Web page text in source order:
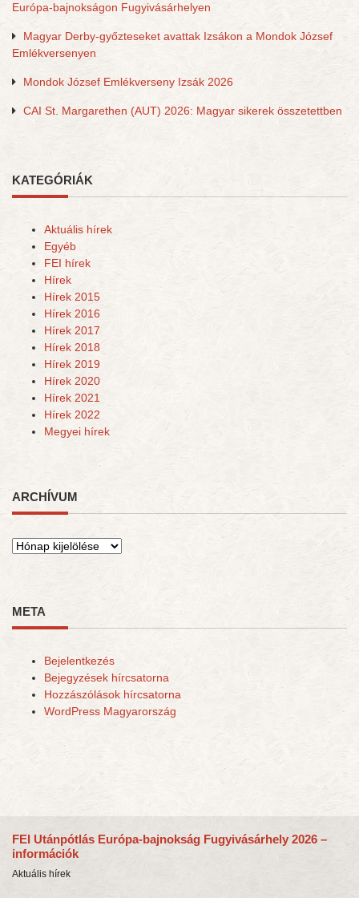
Európa-bajnokságon Fugyivásárhelyen
Magyar Derby-győzteseket avattak Izsákon a Mondok József
Emlékversenyen
Mondok József Emlékverseny Izsák 2026
CAI St. Margarethen (AUT) 2026: Magyar sikerek összetettben
KATEGÓRIÁK
Aktuális hírek
Egyéb
FEI hírek
Hírek
Hírek 2015
Hírek 2016
Hírek 2017
Hírek 2018
Hírek 2019
Hírek 2020
Hírek 2021
Hírek 2022
Megyei hírek
ARCHÍVUM
Archívum
META
Bejelentkezés
Bejegyzések hírcsatorna
Hozzászólások hírcsatorna
WordPress Magyarország
FEI Utánpótlás Európa-bajnokság Fugyivásárhely 2026 –
információk
Aktuális hírek